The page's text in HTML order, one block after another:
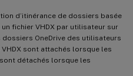
d’itinérance de dossiers basée
fichier VHDX par utilisateur sur
OneDrive des utilisateurs
sont attachés lorsque les
détachés lorsque les